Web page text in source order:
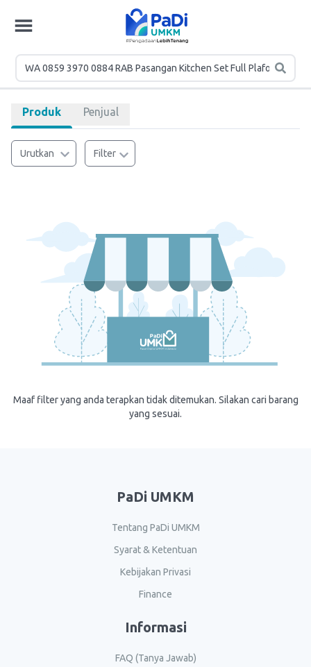
Produk Penjual
Urutkan Filter
Maaf filter yang anda terapkan tidak ditemukan. Silakan cari barang
yang sesuai.
PaDi UMKM
Tentang PaDi UMKM
Syarat & Ketentuan
Kebijakan Privasi
Finance
Informasi
FAQ (Tanya Jawab)